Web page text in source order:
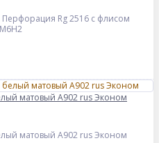
Перфорация Rg 2516 с флисом
матовый А902 rus Эконом
матовый А902 rus Эконом